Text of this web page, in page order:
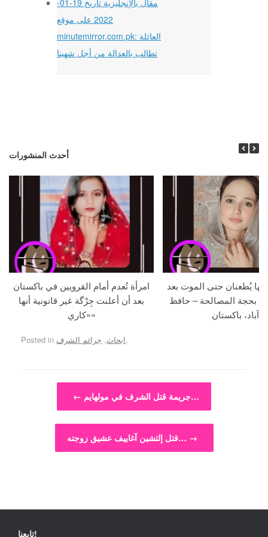
مقال بالإنجليزية تاريخ 19-01-
2022 على موقع
minutemirror.com.pk: العائلة
تطالب بالعدالة من أجل شهينا
أحدث المنشورات
امرأة تُعدم أمام القرويين في باكستان
بعد أن أعلنت جِرْگة غير قانونية أنها
«كاري»
يُطعنان حتى الموت بعد
بحجة المصالحة – حافظ
آباد، باكستان
Posted in ابحاث, جرائم الشرف .
Post navigation
← جريمة قتل الشرف في مولهايم…
قتل إلتشين آغاييف عشيق زوجته… →
تابعنا!